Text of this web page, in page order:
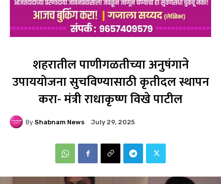
शहरातील पाणीगळतीच्या अनुषंगाने
उपाययोजना सुचविण्यासाठी कृतीदल स्थापन
करा- मंत्री राधाकृष्ण विखे पाटील
By Shabnam News July 29, 2025